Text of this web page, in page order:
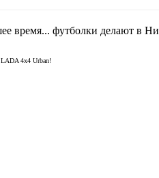
время... футболки делают в
LADA 4x4 Urban!